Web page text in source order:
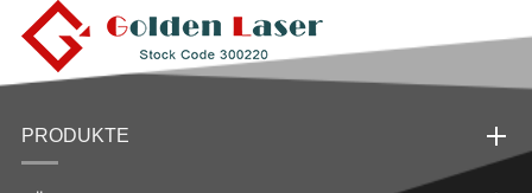
PRODUKTE